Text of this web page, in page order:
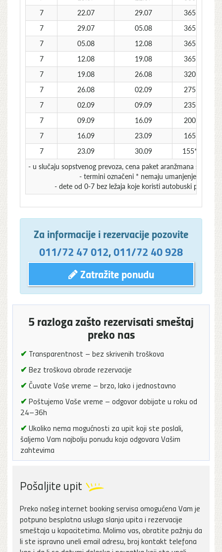
7
22.07 29.07 365
7
29.07 05.08 365
7
05.08 12.08 365
7
12.08 19.08 365
7
19.08 26.08 320
7
26.08 02.09 275
7
02.09 09.09 235
7
09.09 16.09 200
7
16.09 23.09 165
7
23.09 30.09 155*
- u slučaju sopstvenog prevoza, cena paket aranžmana se
- termini označeni * nemaju umanjenje za
- dete od 0-7 bez ležaja koje koristi autobuski prevoz
Za informacije i rezervacije pozovite
011/72 47 012,011/72 40 928
Zatražite ponudu
5 razloga zašto rezervisati smeštaj
preko nas
✔ Transparentnost – bez skrivenih troškova
✔ Bez troškova obrade rezervacije
✔ Čuvate Vaše vreme – brzo, lako i jednostavno
✔ Poštujemo Vaše vreme – odgovor dobijate u roku od
24–36h
✔ Ukoliko nema mogućnosti za upit koji ste poslali,
šaljemo Vam najbolju ponudu koja odgovara Vašim
zahtevima
Pošaljite upit
Preko našeg internet booking servisa omogućena Vam je
potpuno besplatna usluga slanja upita i rezervacije
smeštaja u kapacitetima. Molimo vas, obratite pažnju da
li ste ispravno uneli email adresu, broj kontakt telefona